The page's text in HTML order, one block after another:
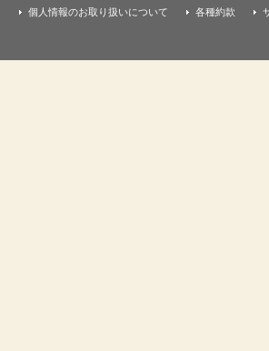
個人情報のお取り扱いについて 各種約款